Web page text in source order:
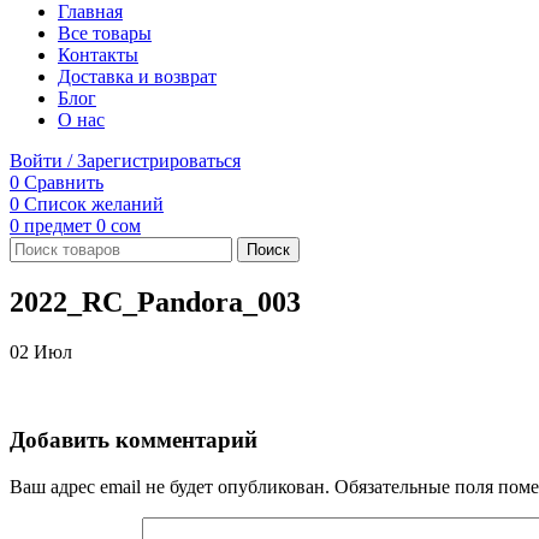
Главная
Все товары
Контакты
Доставка и возврат
Блог
О нас
Войти / Зарегистрироваться
0 Сравнить
0 Список желаний
0 предмет 0 сом
Поиск
2022_RC_Pandora_003
02 Июл
Добавить комментарий
Ваш адрес email не будет опубликован. Обязательные поля